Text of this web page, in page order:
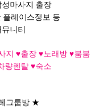
마사지 출장
플레이스정보 등
니티
지 ♥출장 ♥노래방 ♥붐붐
량렌탈 ♥숙소
그룹방 ★